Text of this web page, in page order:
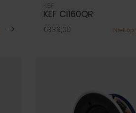
KEF
KEF Ci160QR
€339,00 Niet